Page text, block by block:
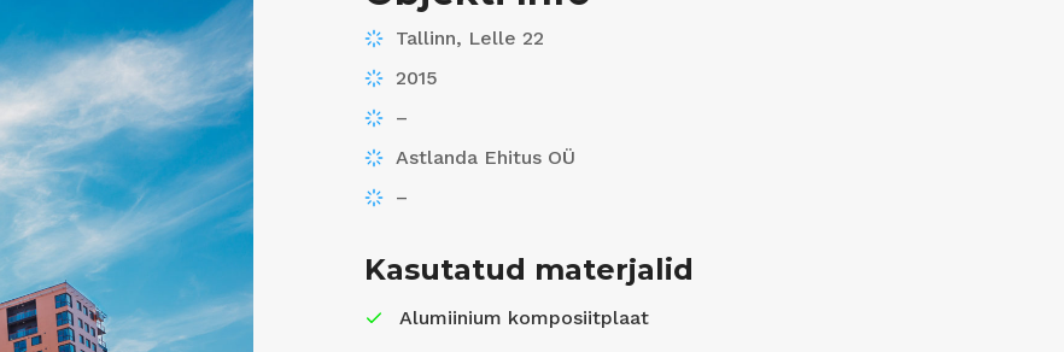
Tallinn, Lelle 22
2015
–
Astlanda Ehitus OÜ
–
Kasutatud materjalid
Alumiinium komposiitplaat